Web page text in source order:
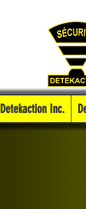
Detekaction Inc.